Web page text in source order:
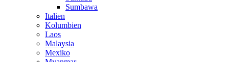
Sumbawa
Italien
Kolumbien
Laos
Malaysia
Mexiko